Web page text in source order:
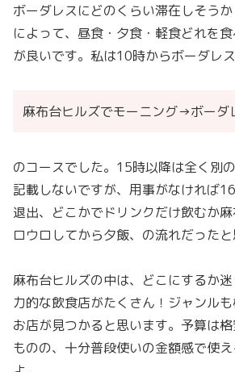
ボーダレスにどのくらい滞在しそう
によって、昼食・夕食・軽食どれを
が良いです。私は10時からボーダレス
麻布台ヒルズでモーニング→ボー
のコースでした。15時以降は全く別
記載しないですが、用事がなければ
退出、どこかでドリンクだけ飲むか
ロウロしてから夕飯、の流れだったと
麻布台ヒルズの中は、どこにするか
力的な飲食店がたくさん！ジャンル
お店が見つかると思います。予算は
ものの、十分普段使いの金額感で使